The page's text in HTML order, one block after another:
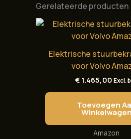
Gerelateerde producten
Elektrische
voor Volvo
€ 1.465,00 Excl.
Toevoegen
Winkelwagen
Amazon